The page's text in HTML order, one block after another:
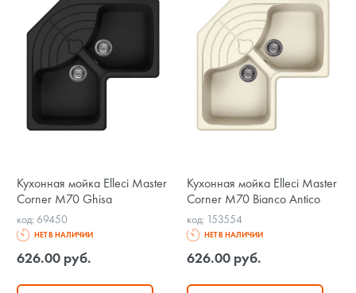
Кухонная мойка Elleci Master
Corner M70 Ghisa
код: 69450
НЕТ В НАЛИЧИИ
626.00 руб.
Кухонная мойка Elleci Master
Corner M70 Bianco Antico
код: 153554
НЕТ В НАЛИЧИИ
626.00 руб.